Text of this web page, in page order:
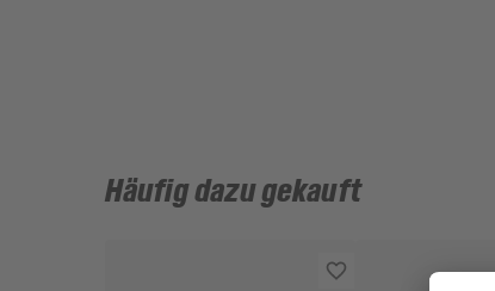
Häufig dazu gekauft